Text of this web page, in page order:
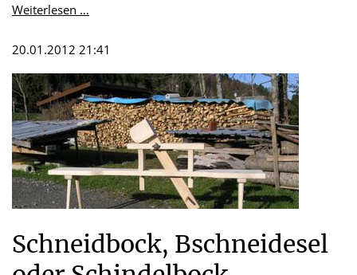
Weiterlesen …
Hummel
wird
30
Jahre
20.01.2012 21:41
Schneidbock, Bschneidesel